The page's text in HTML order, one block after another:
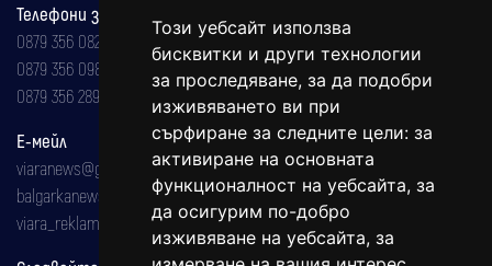
Този уебсайт използва
бисквитки и други технологии
за проследяване, за да подобри
изживяването ви при
сърфиране за следните цели: за
активиране на основната
функционалност на уебсайта, за
да осигурим по-добро
изживяване на уебсайта, за
Телефони за реклама и абонаменти
0879 356 082
0879 356 098
0879 356 289
Е-мейл
viaranews@gmail.com
balgarkanews@gmail.com
viara_reklama@mail.bg